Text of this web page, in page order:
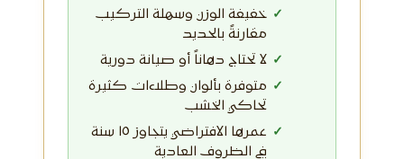
خفيفة الوزن وسهلة التركيب
مقارنةً بالحديد
لا تحتاج دهاناً أو صيانة دورية
متوفرة بألوان وطلاءات كثيرة
تحاكي الخشب
عمرها الافتراضي يتجاوز ١٥ سنة
في الظروف العادية